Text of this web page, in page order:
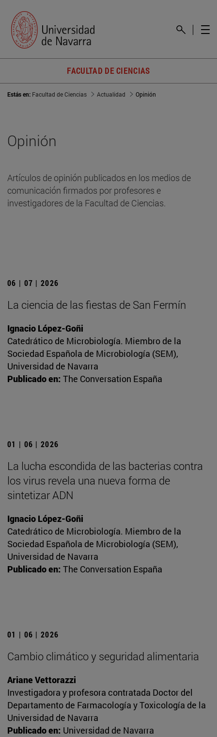
FACULTAD DE CIENCIAS
Estás en: Facultad de Ciencias Actualidad Opinión
Opinión
Artículos de opinión publicados en los medios de
comunicación firmados por profesores e
investigadores de la Facultad de Ciencias.
06 | 07 | 2026
La ciencia de las fiestas de San Fermín
Ignacio López-Goñi
Catedrático de Microbiología. Miembro de la
Sociedad Española de Microbiología (SEM),
Universidad de Navarra
Publicado en: The Conversation España
01 | 06 | 2026
La lucha escondida de las bacterias contra
los virus revela una nueva forma de
sintetizar ADN
Ignacio López-Goñi
Catedrático de Microbiología. Miembro de la
Sociedad Española de Microbiología (SEM),
Universidad de Navarra
Publicado en: The Conversation España
01 | 06 | 2026
Cambio climático y seguridad alimentaria
Ariane Vettorazzi
Investigadora y profesora contratada Doctor del
Departamento de Farmacología y Toxicología de la
Universidad de Navarra
Publicado en: Universidad de Navarra